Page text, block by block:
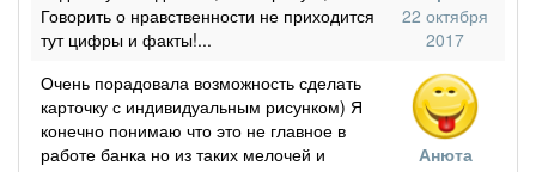
Говорить о нравственности не приходится
тут цифры и факты!...
22 октября
2017
Очень порадовала возможность сделать
карточку с индивидуальным рисунком) Я
конечно понимаю что это не главное в
работе банка но из таких мелочей и
Анюта